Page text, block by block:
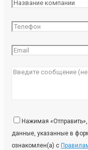
Нажимая
данные, указанные в
ознакомлен(а) с